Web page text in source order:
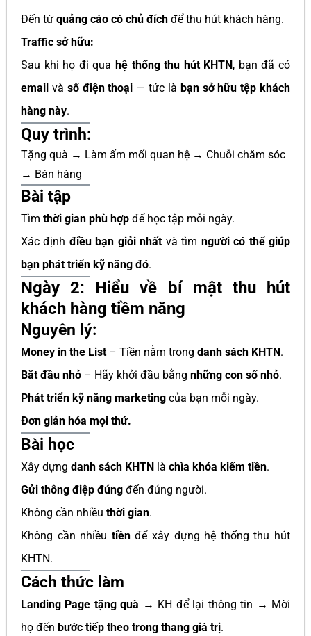
Đến từ quảng cáo có chủ đích để thu hút khách hàng.
Traffic sở hữu:
Sau khi họ đi qua hệ thống thu hút KHTN, bạn đã có
email và số điện thoại — tức là bạn sở hữu tệp khách
hàng này.
Quy trình:
Tặng quà → Làm ấm mối quan hệ → Chuỗi chăm sóc
→ Bán hàng
Bài tập
Tìm thời gian phù hợp để học tập mỗi ngày.
Xác định điều bạn giỏi nhất và tìm người có thể giúp
bạn phát triển kỹ năng đó.
Ngày 2: Hiểu về bí mật thu hút
khách hàng tiềm năng
Nguyên lý:
Money in the List – Tiền nằm trong danh sách KHTN.
Bắt đầu nhỏ – Hãy khởi đầu bằng những con số nhỏ.
Phát triển kỹ năng marketing của bạn mỗi ngày.
Đơn giản hóa mọi thứ.
Bài học
Xây dựng danh sách KHTN là chìa khóa kiếm tiền.
Gửi thông điệp đúng đến đúng người.
Không cần nhiều thời gian.
Không cần nhiều tiềnđể xây dựng hệ thống thu hút
KHTN.
Cách thức làm
Landing Page tặng quà → KH để lại thông tin → Mời
họ đến bước tiếp theo trong thang giá trị.